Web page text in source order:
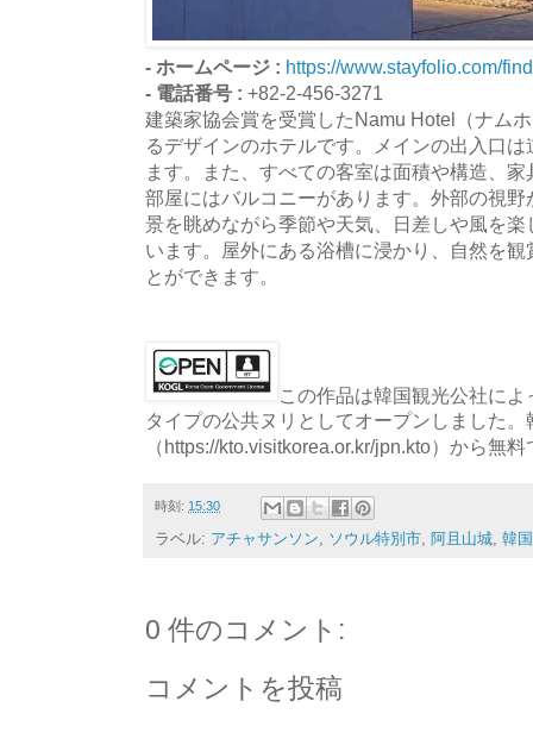
- ホームページ : https://www.stayfolio.com/
- 電話番号 : +82-2-456-3271
建築家協会賞を受賞したNamu Hotel（ナム
るデザインのホテルです。メインの出入口
ます。また、すべての客室は面積や構造、
部屋にはバルコニーがあります。外部の視
景を眺めながら季節や天気、日差しや風を
います。屋外にある浴槽に浸かり、自然を
とができます。
この作品は韓国観光公社に
タイプの公共ヌリとしてオープンしました。
（https://kto.visitkorea.or.kr/jpn.kto）から無
時刻: 15:30
ラベル: アチャサンソン ソウル特別市 阿且山城 韓
0 件のコメント:
コメントを投稿